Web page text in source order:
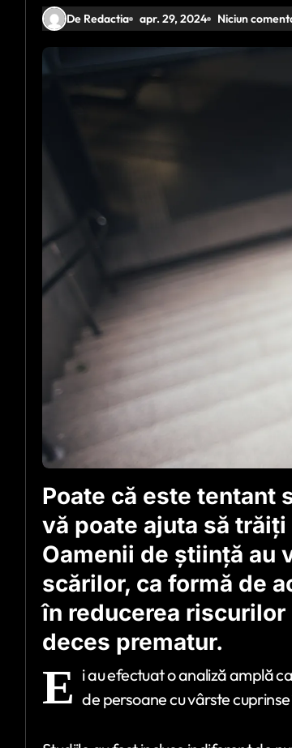
De Redactia apr. 29, 2024 Niciun
Poate că este tentant
vă poate ajuta să
Oamenii de știință au
scărilor, ca formă de
în reducerea
deces prematur.
E i au efectuat o analiză amplă
de persoane cu vârste